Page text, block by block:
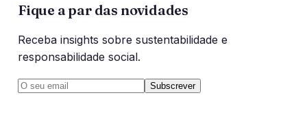
Fique a par das novidades
Receba insights sobre sustentabilidade e
responsabilidade social.
Subscrever